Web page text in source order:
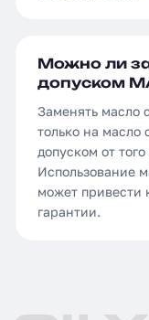
Можно ли
допуском
Заменять масло
только на масло
допуском от
Использование
может привести
гарантии.